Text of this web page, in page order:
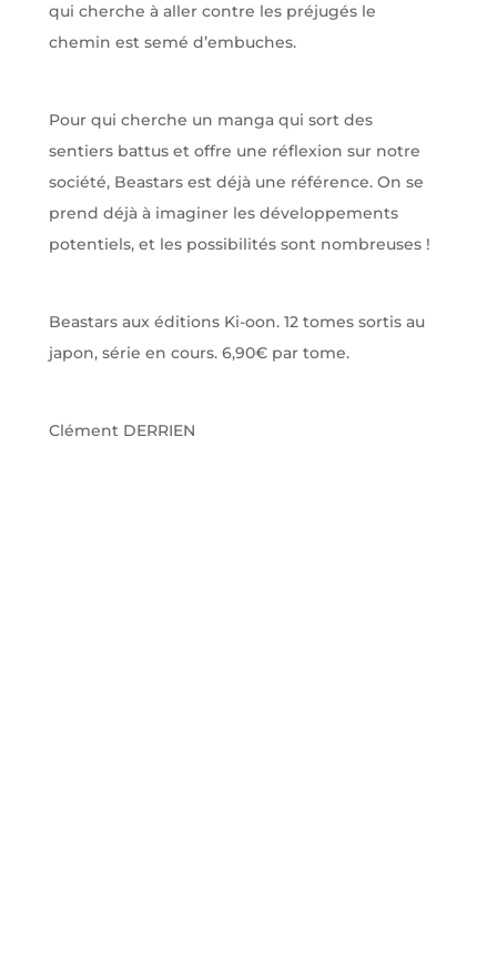
qui cherche à aller contre les préjugés le
chemin est semé d’embuches.
Pour qui cherche un manga qui sort des
sentiers battus et offre une réflexion sur notre
société, Beastars est déjà une référence. On se
prend déjà à imaginer les développements
potentiels, et les possibilités sont nombreuses !
Beastars aux éditions Ki-oon. 12 tomes sortis au
japon, série en cours. 6,90€ par tome.
Clément DERRIEN